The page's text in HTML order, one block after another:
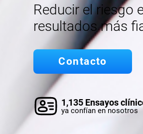
Reducir el riesgo
resultados más
Contacto
1,135 Ensayos
ya confían en nosotros